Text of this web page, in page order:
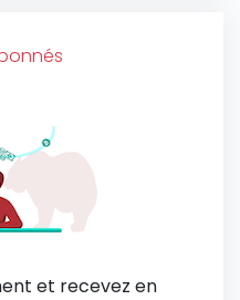
et recevez en